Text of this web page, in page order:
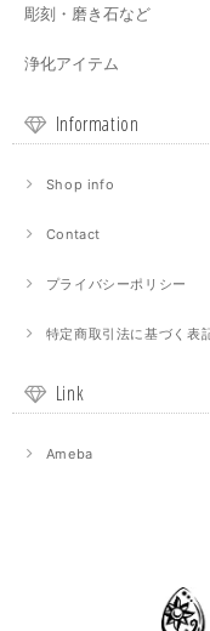
彫刻・磨き石など
浄化アイテム
Information
Shop info
Contact
プライバシーポリシー
特定商取引法に基づく表
Link
Ameba